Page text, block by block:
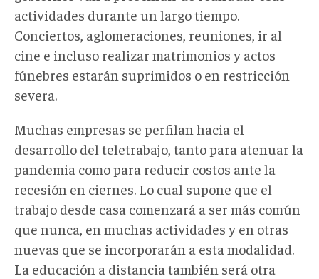
actividades durante un largo tiempo.
Conciertos, aglomeraciones, reuniones, ir al
cine e incluso realizar matrimonios y actos
fúnebres estarán suprimidos o en restricción
severa.
Muchas empresas se perfilan hacia el
desarrollo del teletrabajo, tanto para atenuar la
pandemia como para reducir costos ante la
recesión en ciernes. Lo cual supone que el
trabajo desde casa comenzará a ser más común
que nunca, en muchas actividades y en otras
nuevas que se incorporarán a esta modalidad.
La educación a distancia también será otra